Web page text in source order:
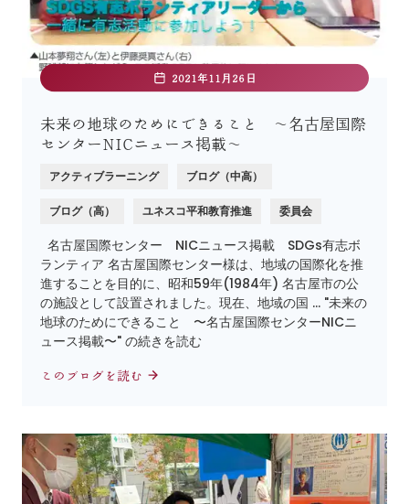
2021年11月26日
未来の地球のためにできること 〜名古屋国際
センターNICニュース掲載〜
アクティブラーニング ブログ（中高）
ブログ（高） ユネスコ平和教育推進 委員会
名古屋国際センター NICニュース掲載 SDGs有志ボ
ランティア 名古屋国際センター様は、地域の国際化を推
進することを目的に、昭和59年(1984年) 名古屋市の公
の施設として設置されました。現在、地域の国 … "未来の
地球のためにできること 〜名古屋国際センターNICニ
ュース掲載〜" の続きを読む
このブログを読む